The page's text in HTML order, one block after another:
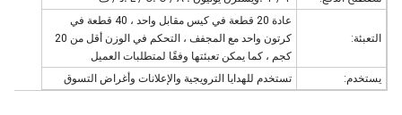
التعبئة:
عادة 20 قطعة في كيس مقابل واحد ، 40 قطعة في
كرتون واحد مع المجفف ، التحكم في الوزن أقل من 20
كجم ، كما يمكن تعبئتها وفقًا لمتطلبات العميل
يستخدم:
تستخدم للهدايا الترويجية والإعلانات وأغراض التسوق